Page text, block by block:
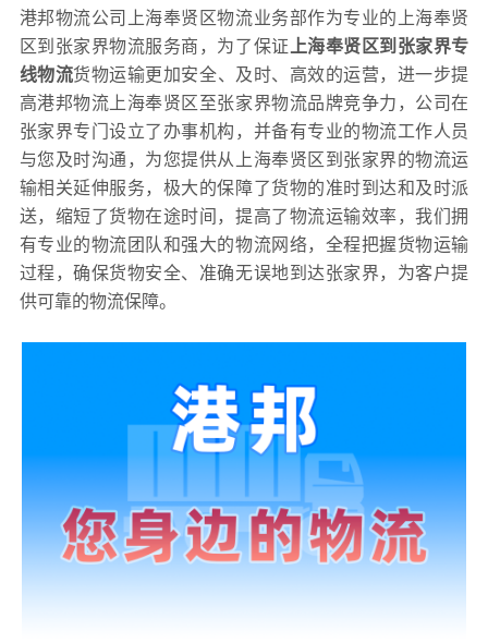
港邦物流公司上海奉贤区物流业务部作为专业的上海奉贤
区到张家界物流服务商，为了保证 上海奉贤区到张家界专
线物流货物运输更加安全、及时、高效的运营，进一步提
高港邦物流上海奉贤区至张家界物流品牌竞争力，公司在
张家界专门设立了办事机构，并备有专业的物流工作人员
与您及时沟通，为您提供从上海奉贤区到张家界的物流运
输相关延伸服务，极大的保障了货物的准时到达和及时派
送，缩短了货物在途时间，提高了物流运输效率，我们拥
有专业的物流团队和强大的物流网络，全程把握货物运输
过程，确保货物安全、准确无误地到达张家界，为客户提
供可靠的物流保障。